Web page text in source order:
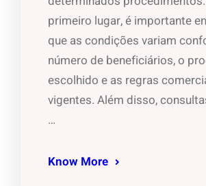
primeiro lugar, é importante
que as condições variam
número de beneficiários, o
escolhido e as regras
vigentes. Além disso,
…
Know More